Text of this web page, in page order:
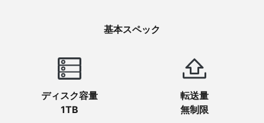
基本スペック
ディスク容量
1TB
転送量
無制限